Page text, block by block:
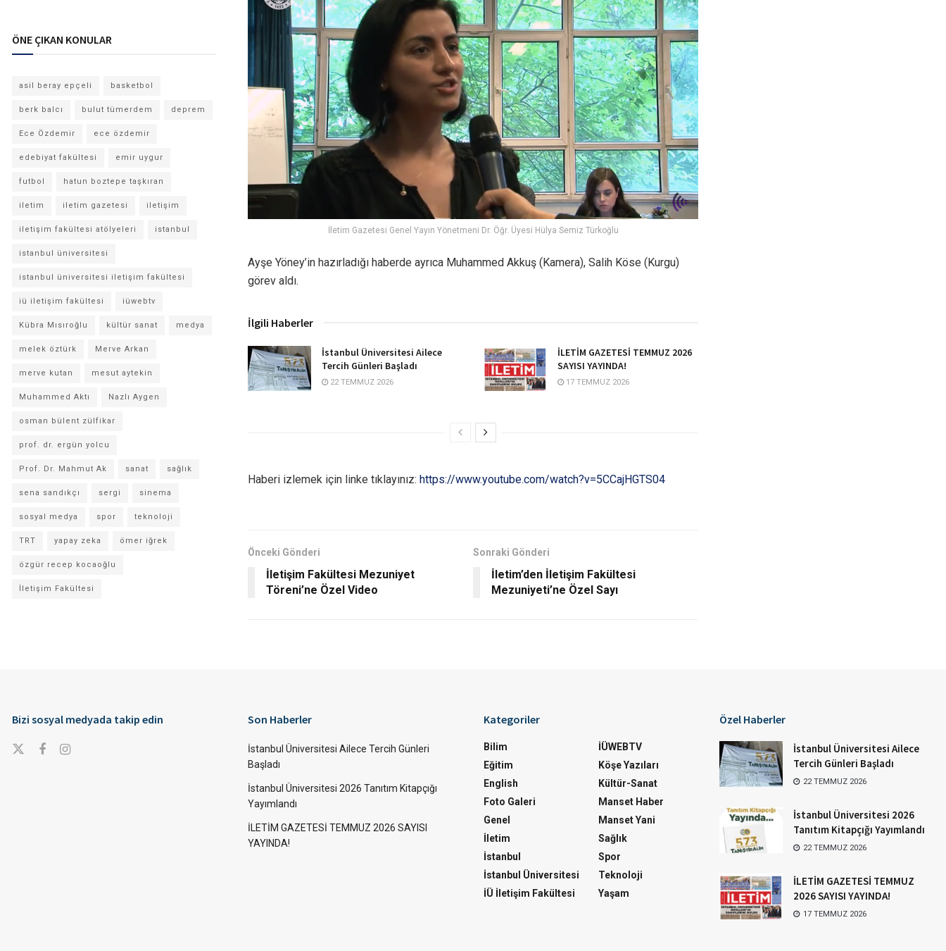
İletim Gazetesi Genel Yayın Yönetmeni Dr. Öğr. Üyesi Hülya Semiz Türkoğlu
Ayşe Yöney’in hazırladığı haberde ayrıca Muhammed Akkuş (Kamera), Salih Köse (Kurgu)
görev aldı.
İlgili Haberler
İstanbul Üniversitesi Ailece
Tercih Günleri Başladı
22 TEMMUZ 2026
İLETİM GAZETESİ TEMMUZ 2026
SAYISI YAYINDA!
17 TEMMUZ 2026
Haberi izlemek için linke tıklayınız: https://www.youtube.com/watch?v=5CCajHGTS04
Önceki Gönderi
İletişim Fakültesi Mezuniyet
Töreni’ne Özel Video
Sonraki Gönderi
İletim’den İletişim Fakültesi
Mezuniyeti’ne Özel Sayı
ÖNE ÇIKAN KONULAR
asil beray epçeli basketbol
berk balcı bulut tümerdem deprem
Ece Özdemir ece özdemir
edebiyat fakültesi emir uygur
futbol hatun boztepe taşkıran
iletim iletim gazetesi iletişim
iletişim fakültesi atölyeleri istanbul
istanbul üniversitesi
istanbul üniversitesi iletişim fakültesi
iü iletişim fakültesi iüwebtv
Kübra Mısıroğlu kültür sanat medya
melek öztürk Merve Arkan
merve kutan mesut aytekin
Muhammed Aktı Nazlı Aygen
osman bülent zülfikar
prof. dr. ergün yolcu
Prof. Dr. Mahmut Ak sanat sağlık
sena sandıkçı sergi sinema
sosyal medya spor teknoloji
TRT yapay zeka ömer iğrek
özgür recep kocaoğlu
İletişim Fakültesi
Bizi sosyal medyada takip edin Son Haberler
İstanbul Üniversitesi Ailece Tercih Günleri
Başladı
İstanbul Üniversitesi 2026 Tanıtım Kitapçığı
Yayımlandı
İLETİM GAZETESİ TEMMUZ 2026 SAYISI
YAYINDA!
Kategoriler
Bilim
Eğitim
English
Foto Galeri
Genel
İletim
İstanbul
İstanbul Üniversitesi
İÜ İletişim Fakültesi
İÜWEBTV
Köşe Yazıları
Kültür-Sanat
Manset Haber
Manset Yani
Sağlık
Spor
Teknoloji
Yaşam
Özel Haberler
İstanbul Üniversitesi Ailece
Tercih Günleri Başladı
22 TEMMUZ 2026
İstanbul Üniversitesi 2026
Tanıtım Kitapçığı Yayımlandı
22 TEMMUZ 2026
İLETİM GAZETESİ TEMMUZ
2026 SAYISI YAYINDA!
17 TEMMUZ 2026